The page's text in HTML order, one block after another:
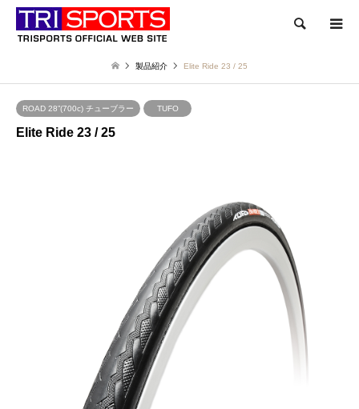
検索
製品紹介 Elite Ride 23 / 25
ROAD 28”(700c) チューブラー TUFO
Elite Ride 23 / 25